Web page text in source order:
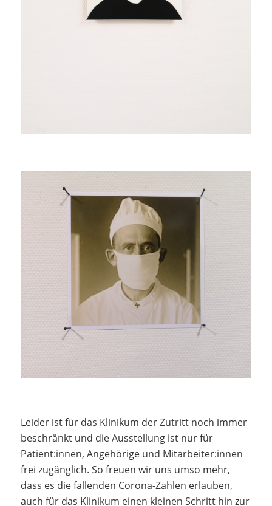
Leider ist für das Klinikum der Zutritt noch immer
beschränkt und die Ausstellung ist nur für
Patient:innen, Angehörige und Mitarbeiter:innen
frei zugänglich. So freuen wir uns umso mehr,
dass es die fallenden Corona-Zahlen erlauben,
auch für das Klinikum einen kleinen Schritt hin zur